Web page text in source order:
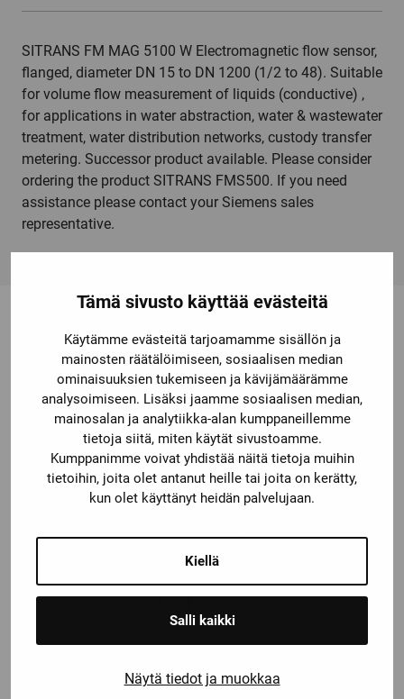
Tämä sivusto käyttää evästeitä
Käytämme evästeitä tarjoamamme sisällön ja
mainosten räätälöimiseen, sosiaalisen median
ominaisuuksien tukemiseen ja kävijämäärämme
analysoimiseen. Lisäksi jaamme sosiaalisen median,
mainosalan ja analytiikka-alan kumppaneillemme
tietoja siitä, miten käytät sivustoamme.
Kumppanimme voivat yhdistää näitä tietoja muihin
tietoihin, joita olet antanut heille tai joita on kerätty,
kun olet käyttänyt heidän palvelujaan.
Kiellä
Salli kaikki
Näytä tiedot ja muokkaa
SITRANS FM MAG 5100 W Electromagnetic flow sensor,
flanged, diameter DN 15 to DN 1200 (1/2 to 48). Suitable
for volume flow measurement of liquids (conductive) ,
for applications in water abstraction, water & wastewater
treatment, water distribution networks, custody transfer
metering. Successor product available. Please consider
ordering the product SITRANS FMS500. If you need
assistance please contact your Siemens sales
representative.
Saatat olla kiinnostunut myös
näistä